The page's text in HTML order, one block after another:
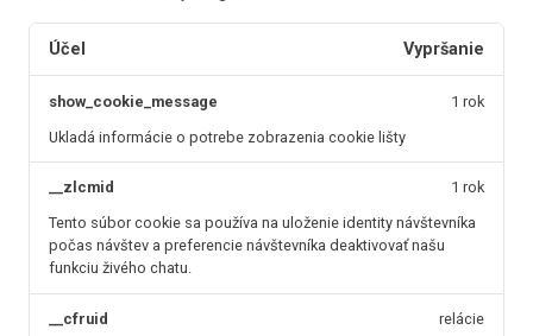
Účel Vypršanie
show_cookie_message
Ukladá informácie o potrebe zobrazenia cookie lišty
1 rok
__zlcmid
Tento súbor cookie sa používa na uloženie identity návštevníka
počas návštev a preferencie návštevníka deaktivovať našu
funkciu živého chatu.
1 rok
__cfruid relácie